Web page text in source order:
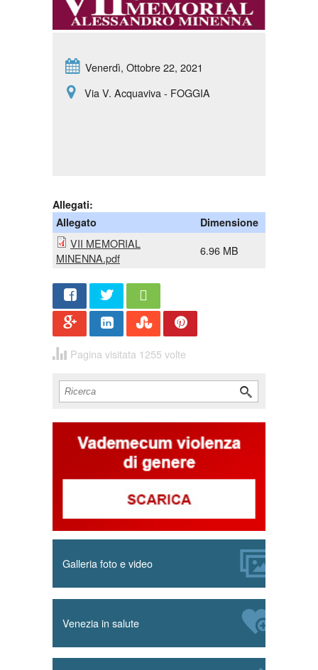
Venerdì, Ottobre 22, 2021
Via V. Acquaviva - FOGGIA
Allegati:
Allegato
Dimensione
VII MEMORIAL
MINENNA.pdf
6.96 MB
Share Twee
Pagina visitata 1255 volte
Form di ricerca
Cerca
Galleria foto e video
Venezia in salute